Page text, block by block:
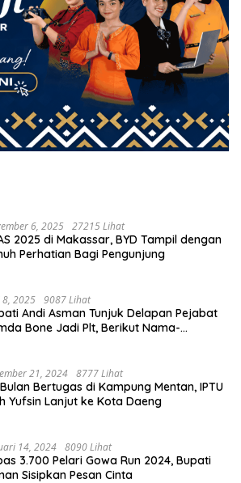
6, 2025 27215 Lihat
2025 di Makassar, BYD Tampil dengan
Perhatian Bagi Pengunjung
8, 2025 9087 Lihat
Andi Asman Tunjuk Delapan Pejabat
Bone Jadi Plt, Berikut Nama-
21, 2024 8777 Lihat
Bertugas di Kampung Mentan, IPTU
Yufsin Lanjut ke Kota Daeng
14, 2024 8090 Lihat
3.700 Pelari Gowa Run 2024, Bupati
Sisipkan Pesan Cinta